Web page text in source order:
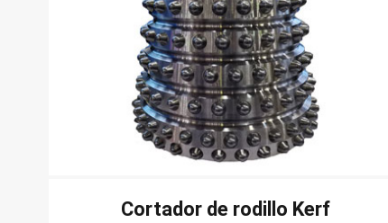
Cortador de rodillo Kerf